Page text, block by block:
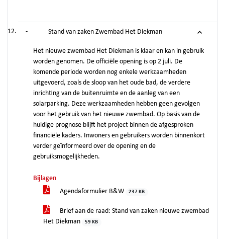
- Stand van zaken Zwembad Het Diekman
Het nieuwe zwembad Het Diekman is klaar en kan in gebruik
worden genomen. De officiële opening is op 2 juli. De
komende periode worden nog enkele werkzaamheden
uitgevoerd, zoals de sloop van het oude bad, de verdere
inrichting van de buitenruimte en de aanleg van een
solarparking. Deze werkzaamheden hebben geen gevolgen
voor het gebruik van het nieuwe zwembad. Op basis van de
huidige prognose blijft het project binnen de afgesproken
financiële kaders. Inwoners en gebruikers worden binnenkort
verder geïnformeerd over de opening en de
gebruiksmogelijkheden.
Bijlagen
Agendaformulier B&W
237 KB
Brief aan de raad: Stand van zaken nieuwe zwembad
Het Diekman
59 KB